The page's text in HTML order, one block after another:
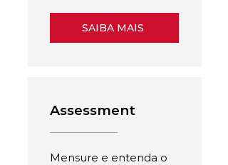
SAIBA MAIS
Assessment
Mensure e entenda o